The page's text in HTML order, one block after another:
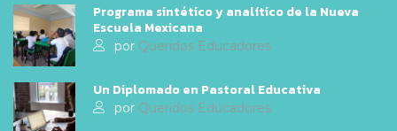
Programa sintético y analítico de la Nueva
Escuela Mexicana
por Queridos Educadores
Un Diplomado en Pastoral Educativa
por Queridos Educadores